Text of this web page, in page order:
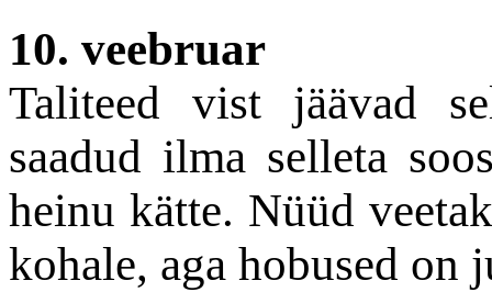
10. veebruar
Taliteed vist jäävad
saadud ilma selleta
heinu kätte. Nüüd
kohale, aga hobused on